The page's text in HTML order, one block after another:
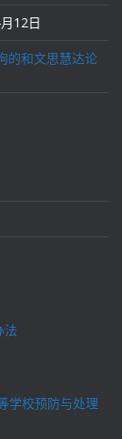
12日
的和文思慧达论
法
学校预防与处理